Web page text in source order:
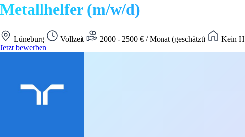
Metallhelfer (m/w/d)
Lüneburg Vollzeit 2000 - 2500 € / Monat (geschätzt)
Kein
Jetzt bewerben